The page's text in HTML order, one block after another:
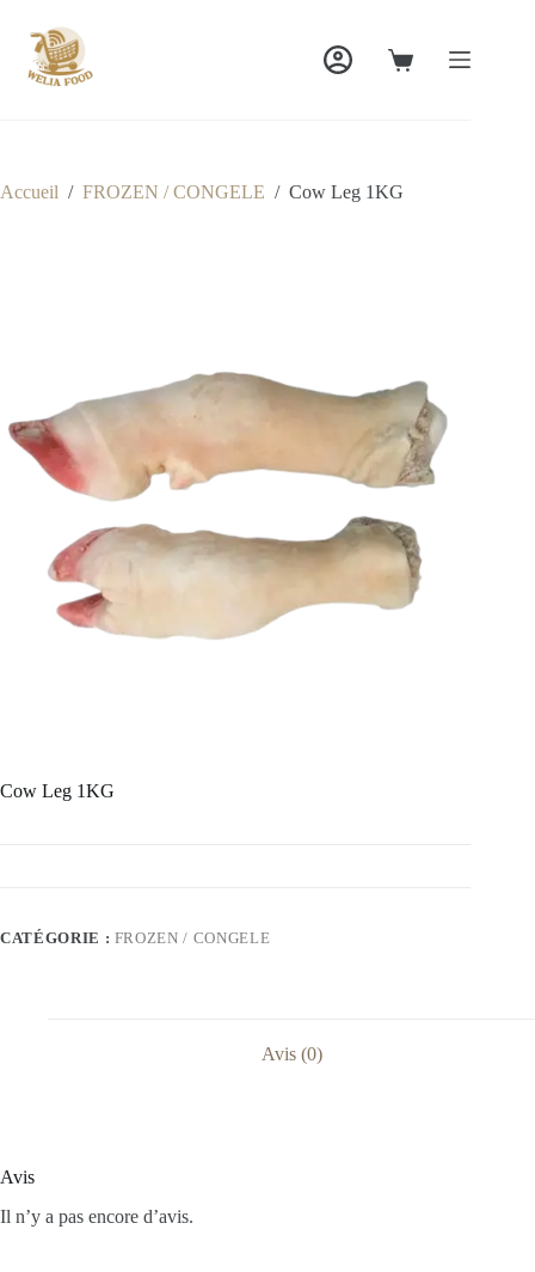
contenu
Panier
Accueil / FROZEN / CONGELE / Cow Leg 1KG
Cow Leg 1KG
CATÉGORIE : FROZEN / CONGELE
Avis (0)
Avis
Il n’y a pas encore d’avis.